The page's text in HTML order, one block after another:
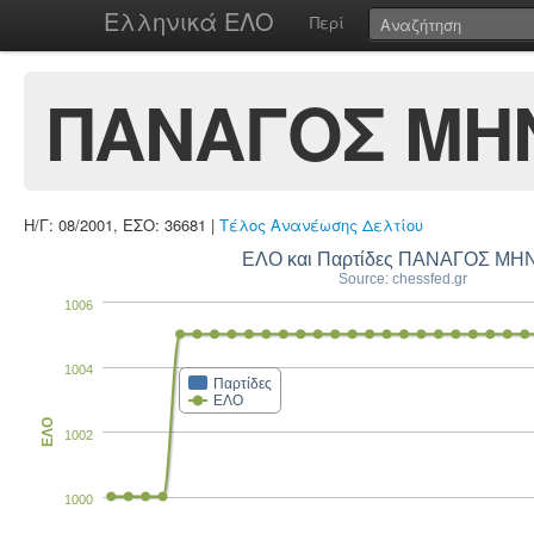
Ελληνικά ΕΛΟ Περί
ΠΑΝΑΓΟΣ
Η/Γ: 08/2001, ΕΣΟ: 36681 | Τέλος Ανανέωσης Δελτίου
ΕΛΟ και Παρτίδες ΠΑΝΑΓΟΣ
Source: chessfed.gr
Παρτίδες
ΕΛΟ
1000
1002
1004
1006
ΕΛΟ